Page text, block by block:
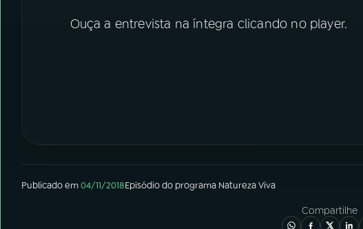
Ouça a entrevista na íntegra clicando no player.
Publicado em04/11/2018Episódiodo programa Natureza Viva
Compartilhe